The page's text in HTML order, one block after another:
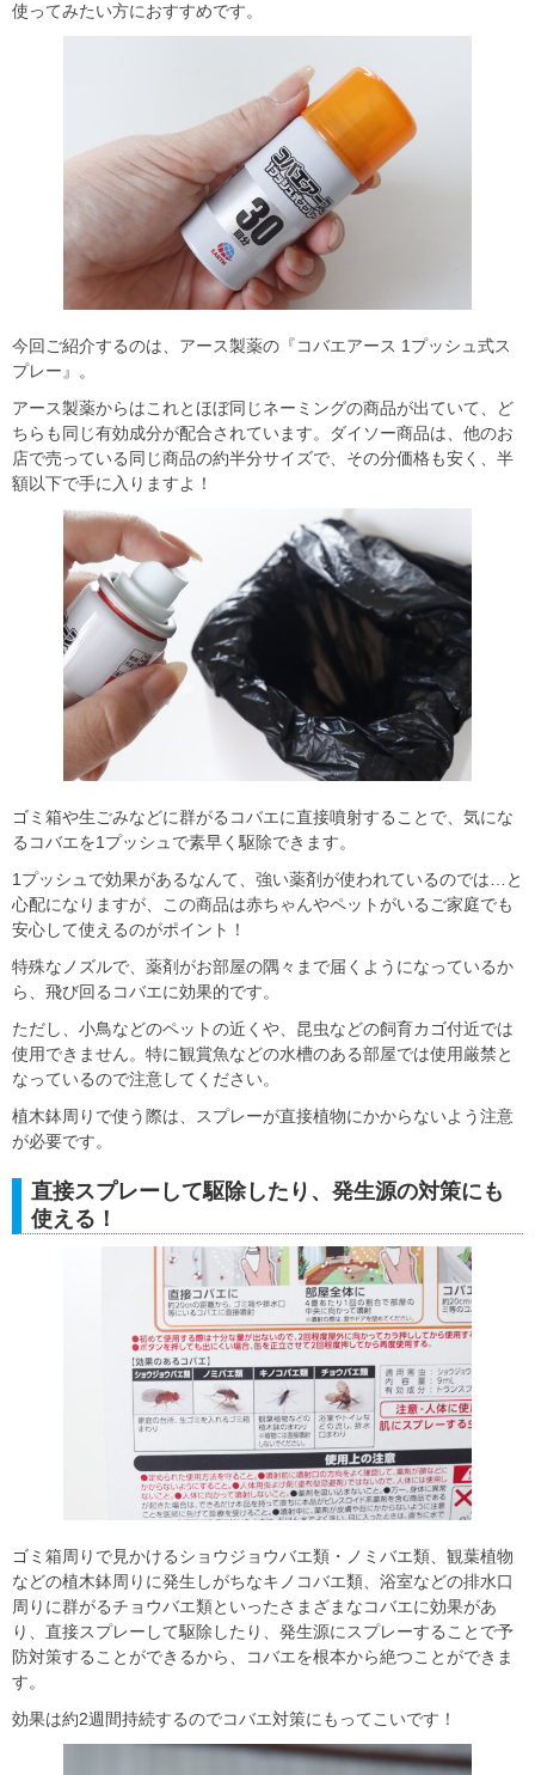
使ってみたい方におすすめです。
今回ご紹介するのは、アース製薬の『コバエアース 1プッシュ式ス
プレー』。
アース製薬からはこれとほぼ同じネーミングの商品が出ていて、ど
ちらも同じ有効成分が配合されています。ダイソー商品は、他のお
店で売っている同じ商品の約半分サイズで、その分価格も安く、半
額以下で手に入りますよ！
ゴミ箱や生ごみなどに群がるコバエに直接噴射することで、気にな
るコバエを1プッシュで素早く駆除できます。
1プッシュで効果があるなんて、強い薬剤が使われているのでは…と
心配になりますが、この商品は赤ちゃんやペットがいるご家庭でも
安心して使えるのがポイント！
特殊なノズルで、薬剤がお部屋の隅々まで届くようになっているか
ら、飛び回るコバエに効果的です。
ただし、小鳥などのペットの近くや、昆虫などの飼育カゴ付近では
使用できません。特に観賞魚などの水槽のある部屋では使用厳禁と
なっているので注意してください。
植木鉢周りで使う際は、スプレーが直接植物にかからないよう注意
が必要です。
直接スプレーして駆除したり、発生源の対策にも
使える！
ゴミ箱周りで見かけるショウジョウバエ類・ノミバエ類、観葉植物
などの植木鉢周りに発生しがちなキノコバエ類、浴室などの排水口
周りに群がるチョウバエ類といったさまざまなコバエに効果があ
り、直接スプレーして駆除したり、発生源にスプレーすることで予
防対策することができるから、コバエを根本から絶つことができま
す。
効果は約2週間持続するのでコバエ対策にもってこいです！